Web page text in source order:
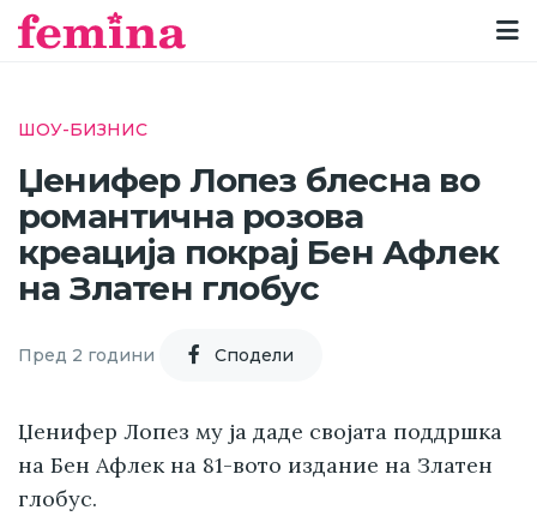
ШОУ-БИЗНИС
Џенифер Лопез блесна во
романтична розова
креација покрај Бен Афлек
на Златен глобус
Пред 2 години Cподели
Џенифер Лопез му ја даде својата поддршка
на Бен Афлек на 81-вото издание на Златен
глобус.